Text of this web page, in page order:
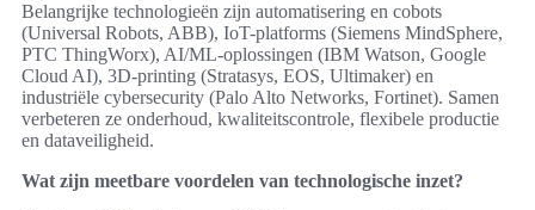
Belangrijke technologieën zijn automatisering en cobots
(Universal Robots, ABB), IoT-platforms (Siemens MindSphere,
PTC ThingWorx), AI/ML-oplossingen (IBM Watson, Google
Cloud AI), 3D-printing (Stratasys, EOS, Ultimaker) en
industriële cybersecurity (Palo Alto Networks, Fortinet). Samen
verbeteren ze onderhoud, kwaliteitscontrole, flexibele productie
en dataveiligheid.
Wat zijn meetbare voordelen van technologische inzet?